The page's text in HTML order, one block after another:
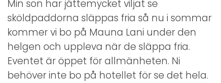
Min son har jättemycket viljat se
sköldpaddorna släppas fria så nu i sommar
kommer vi bo på Mauna Lani under den
helgen och uppleva när de släppa fria.
Eventet är öppet för allmänheten. Ni
behöver inte bo på hotellet för se det hela.